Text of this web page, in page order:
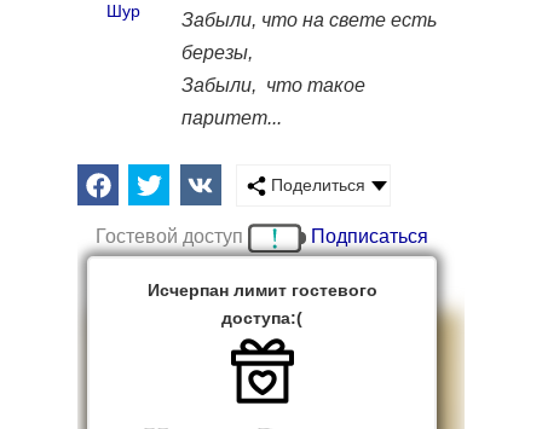
Шур
Забыли, что на свете есть
березы,
Забыли, что такое
паритет...
Поделиться
Гостевой доступ Подписаться
Исчерпан лимит гостевого
доступа:(